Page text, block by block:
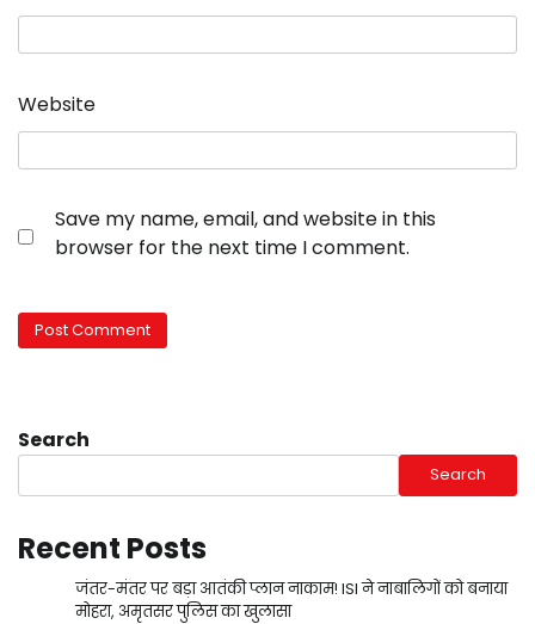
Website
Save my name, email, and website in this
browser for the next time I comment.
Search
Search
Recent Posts
जंतर-मंतर पर बड़ा आतंकी प्लान नाकाम! ISI ने नाबालिगों को बनाया
मोहरा, अमृतसर पुलिस का खुलासा